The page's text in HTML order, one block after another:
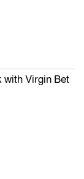
with Virgin Bet